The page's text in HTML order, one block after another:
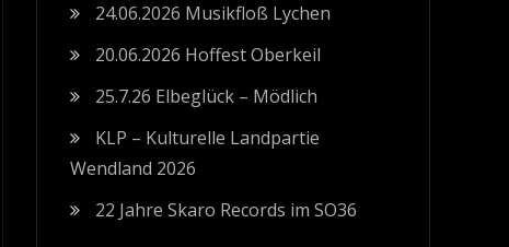
24.06.2026 Musikfloß Lychen
20.06.2026 Hoffest Oberkeil
25.7.26 Elbeglück – Mödlich
KLP – Kulturelle Landpartie
Wendland 2026
22 Jahre Skaro Records im SO36